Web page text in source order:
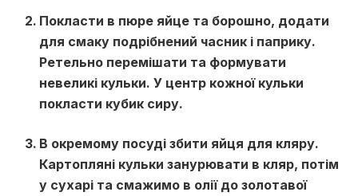
Покласти в пюре яйце та борошно, додати
для смаку подрібнений часник і паприку.
Ретельно перемішати та формувати
невеликі кульки. У центр кожної кульки
покласти кубик сиру.
В окремому посуді збити яйця для кляру.
Картопляні кульки занурювати в кляр, потім
у сухарі та смажимо в олії до золотавої